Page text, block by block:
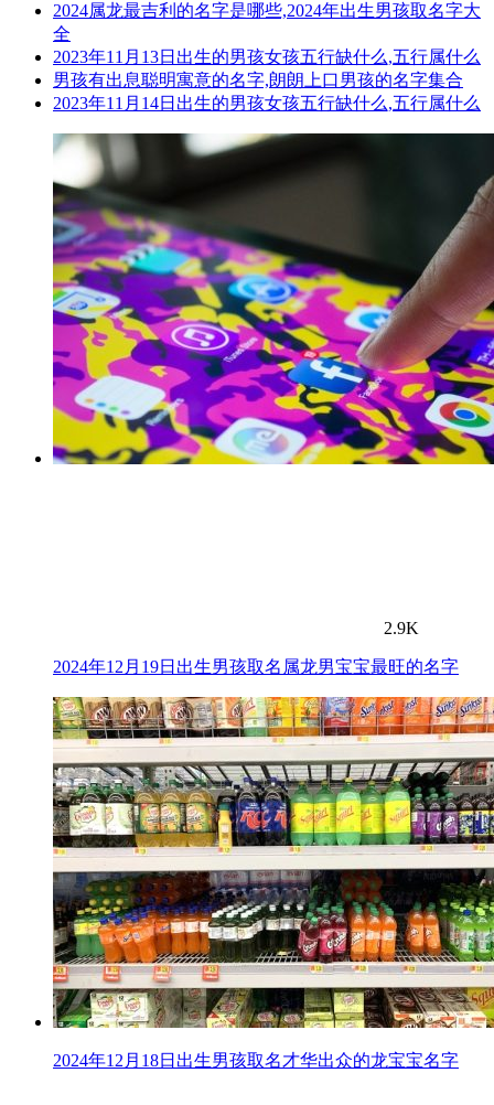
2024属龙最吉利的名字是哪些,2024年出生男孩取名字大
全
2023年11月13日出生的男孩女孩五行缺什么,五行属什么
男孩有出息聪明寓意的名字,朗朗上口男孩的名字集合
2023年11月14日出生的男孩女孩五行缺什么,五行属什么
2.9K
2024年12月19日出生男孩取名属龙男宝宝最旺的名字
2024年12月18日出生男孩取名才华出众的龙宝宝名字